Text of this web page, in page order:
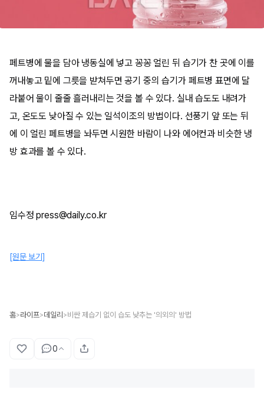
페트병에 물을 담아 냉동실에 넣고 꽁꽁 얼린 뒤 습기가 찬 곳에 이를
꺼내놓고 밑에 그릇을 받쳐두면 공기 중의 습기가 페트병 표면에 달
라붙어 물이 줄줄 흘러내리는 것을 볼 수 있다. 실내 습도도 내려가
고, 온도도 낮아질 수 있는 일석이조의 방법이다. 선풍기 앞 또는 뒤
에 이 얼린 페트병을 놔두면 시원한 바람이 나와 에어컨과 비슷한 냉
방 효과를 볼 수 있다.
임수정 press@daily.co.kr
[원문 보기]
홈>라이프>데일리 >비싼 제습기 없이 습도 낮추는 '의외의' 방법
0